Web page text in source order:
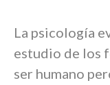
La psicología
estudio de los
ser humano